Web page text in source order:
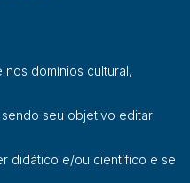
domínios cultural,
seu objetivo editar
didático e/ou científico e se